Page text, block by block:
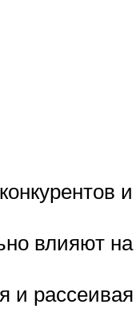
и
влияют на
и рассеивая